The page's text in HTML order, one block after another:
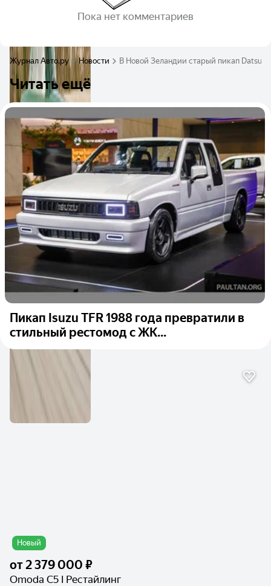
Пока нет комментариев
Журнал Авто.ру Новости В Новой Зеландии старый пикап Datsun
Читать ещё
Пикап Isuzu TFR 1988 года превратили в
стильный рестомод с ЖК...
Новый
от2 379 000 ₽
Omoda C5 I Рестайлинг